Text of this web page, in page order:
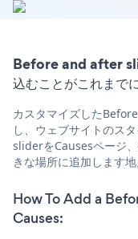
Before and after
込むことがこれまで
カスタマイズした
し、ウェブサイトのス
sliderをCausesページ
きな場所に追加します地
How To Add a
Causes: